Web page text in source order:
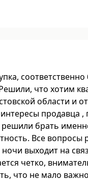
что хотим
области и
продавца ,
брать
Все вопросы
выходит на
четко,
что не мало